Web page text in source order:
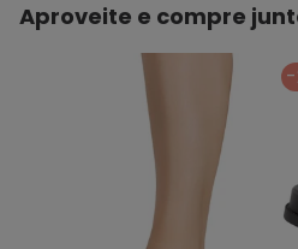
O preço apresentado abaixo é o
algum dia do mês, para o
Aproveite e compre
-